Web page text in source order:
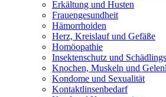
Erkältung und Husten
Frauengesundheit
Hämorrhoiden
Herz, Kreislauf und Gefäße
Homöopathie
Insektenschutz und
Knochen, Muskeln und
Kondome und Sexualität
Kontaktlinsenbedarf